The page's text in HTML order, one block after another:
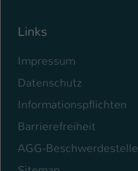
Links
Impressum
Datenschutz
Informationspflichten
Barrierefreiheit
AGG-Beschwerdestelle